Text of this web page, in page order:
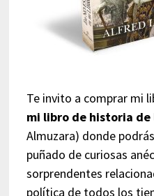
Te invito a comprar mi
mi libro de historia
Almuzara) donde
puñado de curiosas
sorprendentes
política de todos los